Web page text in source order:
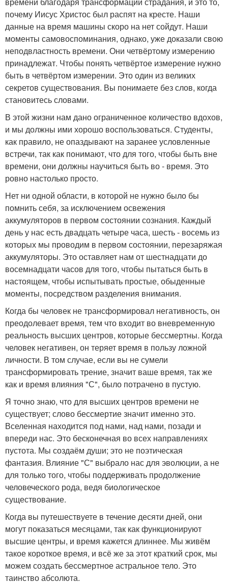
почему Иисус Христос был распят на кресте. Наши
данные на время машины скоро на нет сойдут. Наши
моменты самовоспоминания, однако, уже доказали свою
неподвластность времени. Они четвёртому измерению
принадлежат. Чтобы понять четвёртое измерение нужно
быть в четвёртом измерении. Это один из великих
секретов существования. Вы понимаете без слов, когда
становитесь словами.
В этой жизни нам дано ограниченное количество вдохов,
и мы должны ими хорошо воспользоваться. Студенты,
как правило, не опаздывают на заранее условленные
встречи, так как понимают, что для того, чтобы быть вне
времени, они должны научиться быть во - время. Это
ровно настолько просто.
Нет ни одной области, в которой не нужно было бы
помнить себя, за исключением освежения
аккумуляторов в первом состоянии сознания. Каждый
день у нас есть двадцать четыре часа, шесть - восемь из
которых мы проводим в первом состоянии, перезаряжая
аккумуляторы. Это оставляет нам от шестнадцати до
восемнадцати часов для того, чтобы пытаться быть в
настоящем, чтобы испытывать простые, обыденные
моменты, посредством разделения внимания.
Когда бы человек не трансформировал негативность, он
преодолевает время, тем что входит во вневременную
реальность высших центров, которые бессмертны. Когда
человек негативен, он теряет время в пользу ложной
личности. В том случае, если вы не сумели
трансформировать трение, значит ваше время, так же
как и время влияния "С", было потрачено в пустую.
Я точно знаю, что для высших центров времени не
существует; слово бессмертие значит именно это.
Вселенная находится под нами, над нами, позади и
впереди нас. Это бесконечная во всех направлениях
пустота. Мы создаём души; это не поэтическая
фантазия. Влияние "С" выбрало нас для эволюции, а не
для только того, чтобы поддерживать продолжение
человеческого рода, ведя биологическое
существование.
Когда вы путешествуете в течение десяти дней, они
могут показаться месяцами, так как функционируют
высшие центры, и время кажется длиннее. Мы живём
такое короткое время, и всё же за этот краткий срок, мы
можем создать бессмертное астральное тело. Это
таинство абсолюта.